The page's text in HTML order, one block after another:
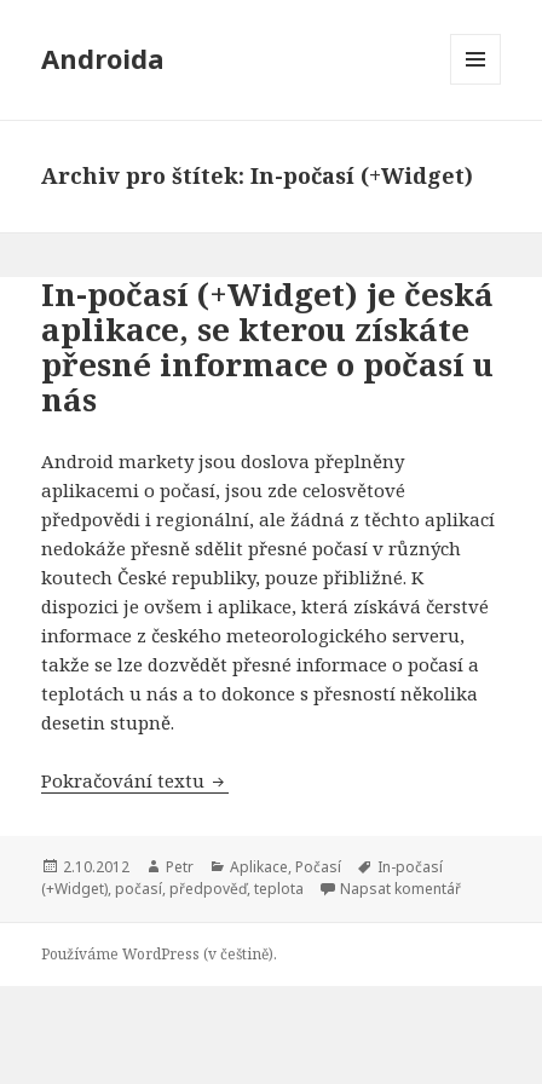
Androida
Archiv pro štítek: In-počasí (+Widget)
In-počasí (+Widget) je česká
aplikace, se kterou získáte
přesné informace o počasí u
nás
Android markety jsou doslova přeplněny
aplikacemi o počasí, jsou zde celosvětové
předpovědi i regionální, ale žádná z těchto aplikací
nedokáže přesně sdělit přesné počasí v různých
koutech České republiky, pouze přibližné. K
dispozici je ovšem i aplikace, která získává čerstvé
informace z českého meteorologického serveru,
takže se lze dozvědět přesné informace o počasí a
teplotách u nás a to dokonce s přesností několika
desetin stupně.
Pokračování textu In-počasí (+Widget) je česká
Publikováno:
2.10.2012 Autor:
Petr Rubriky:
Aplikace, Počasí Štítky:
In-počasí
(+Widget), počasí, předpověď,teplota Napsat komentář
Používáme WordPress (v češtině).